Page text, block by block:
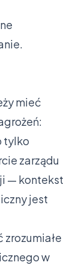
mieć
tylko
zarządu
— kontekst
jest
w